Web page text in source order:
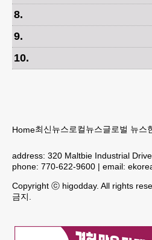
8.
9.
10.
Home최신뉴스로컬뉴스글로벌 뉴스
address: 320 Maltbie Industrial
phone: 770-622-9600 | email:
Copyright ⓒ higodday. All rights
금지.